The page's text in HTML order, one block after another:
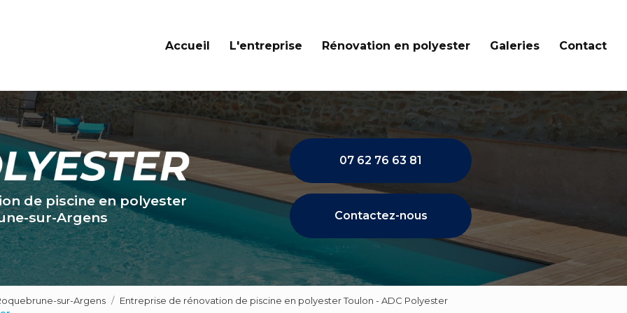
Accueil L'entreprise Rénovation en polyester Galeries Contact
de piscine en polyester
sur-Argens
07 62 76 63 81
Contactez-nous
sur-Argens
Entreprise de rénovation de piscine en polyester Toulon - ADC Polyester